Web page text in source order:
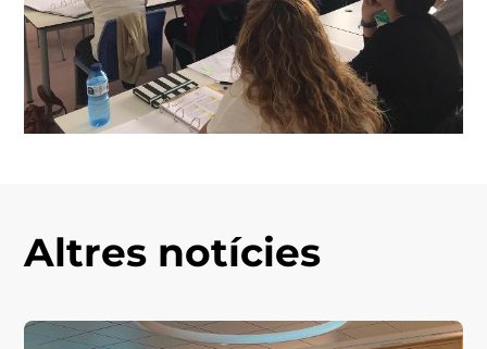
Altres notícies